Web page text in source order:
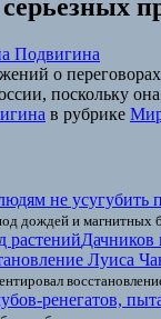
Подвигина
о
поскольку
в рубрике
дождей и
Дачников